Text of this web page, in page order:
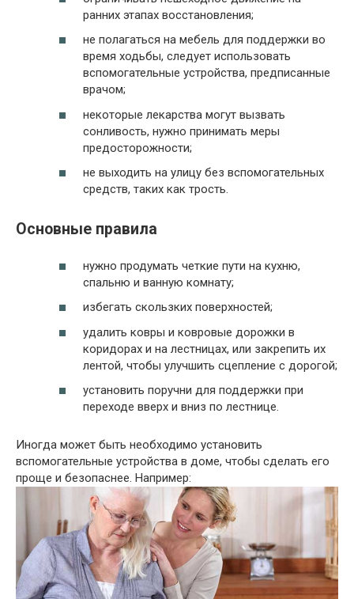
ранних этапах восстановления;
не полагаться на мебель для поддержки во
время ходьбы, следует использовать
вспомогательные устройства, предписанные
врачом;
некоторые лекарства могут вызвать
сонливость, нужно принимать меры
предосторожности;
не выходить на улицу без вспомогательных
средств, таких как трость.
Основные правила
нужно продумать четкие пути на кухню,
спальню и ванную комнату;
избегать скользких поверхностей;
удалить ковры и ковровые дорожки в
коридорах и на лестницах, или закрепить их
лентой, чтобы улучшить сцепление с дорогой;
установить поручни для поддержки при
переходе вверх и вниз по лестнице.
Иногда может быть необходимо установить
вспомогательные устройства в доме, чтобы сделать его
проще и безопаснее. Например: